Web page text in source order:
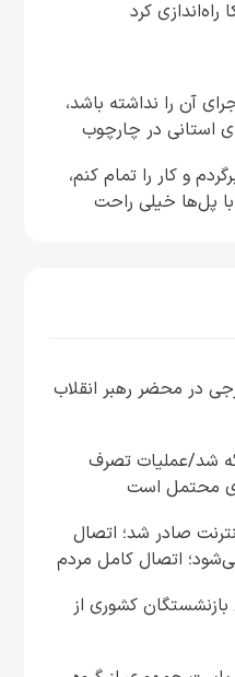
آن را نداشته باشد،
استانی در چارچوب
و کار را تمام کنم،
پل‌ها خیلی راحت
در محضر رهبر انقلاب
شد/عملیات تصرف
محتمل است
صادر شد؛ اتصال
اتصال کامل مردم
تومانی بازنشستگان کشوری از